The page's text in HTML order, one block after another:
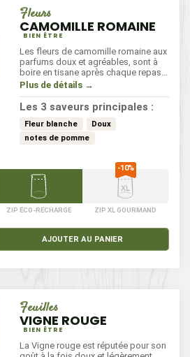
Fleurs
CAMOMILLE ROMAINE
BIEN ÊTRE
Les fleurs de camomille romaine aux
parfums doux et agréables, sont à
boire en tisane après chaque repas.
Elles facilitent la digestion.
Plus de détails →
Les 3 saveurs principales :
Fleur blanche
Doux
notes de pomme
ZIP ÉCO-RECHARGE ZIP XL GOURMAND
AJOUTER AU PANIER
Feuilles
VIGNE ROUGE
BIEN ÊTRE
La Vigne rouge est réputée pour son